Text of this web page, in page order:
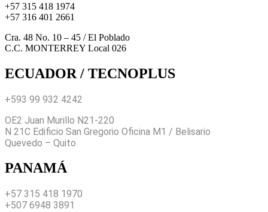
+57 315 418 1974
+57 316 401 2661
Cra. 48 No. 10 – 45 / El Poblado
C.C. MONTERREY Local 026
ECUADOR / TECNOPLUS
+593 99 932 4242
OE2 Juan Murillo N21-220
N 21C Edificio San Gregorio Oficina M1 / Belisario
Quevedo – Quito
PANAMÁ
+57 315 418 1970
+507 6948 3891